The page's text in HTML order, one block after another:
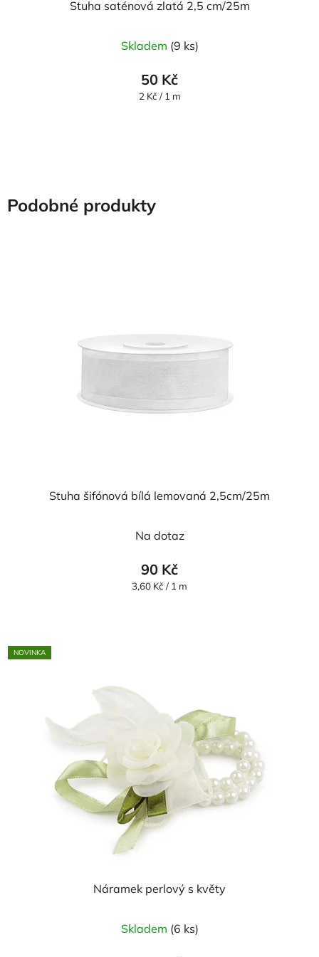
Stuha saténová zlatá 2,5 cm/25m
Skladem (9 ks)
50 Kč
Měrná
2 Kč / 1 m
Podobné produkty
Stuha šifónová bílá lemovaná 2,5cm/25m
hodnocení
produktu
je
Na dotaz
90 Kč
Měrná
3,60 Kč / 1 m
NOVINKA
Náramek perlový s květy
Skladem (6 ks)